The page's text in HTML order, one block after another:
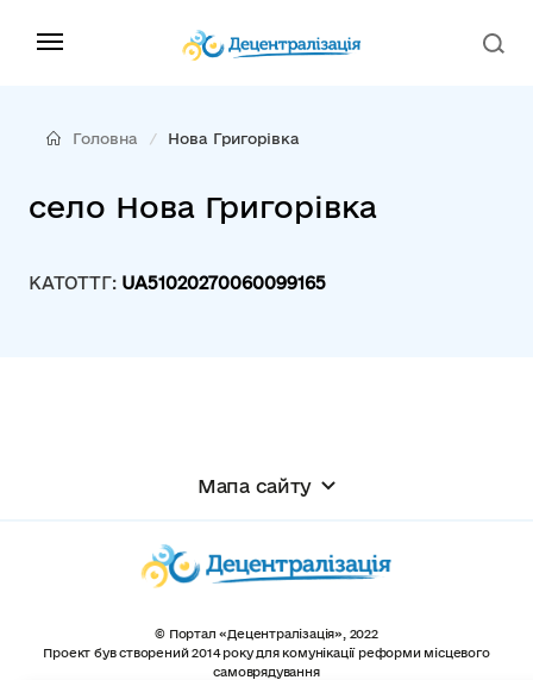
Головна Нова Григорівка
село Нова Григорівка
КАТОТТГ: UA51020270060099165
Мапа сайту
© Портал «Децентралізація», 2022
Проект був створений 2014 року для комунікації реформи місцевого
самоврядування